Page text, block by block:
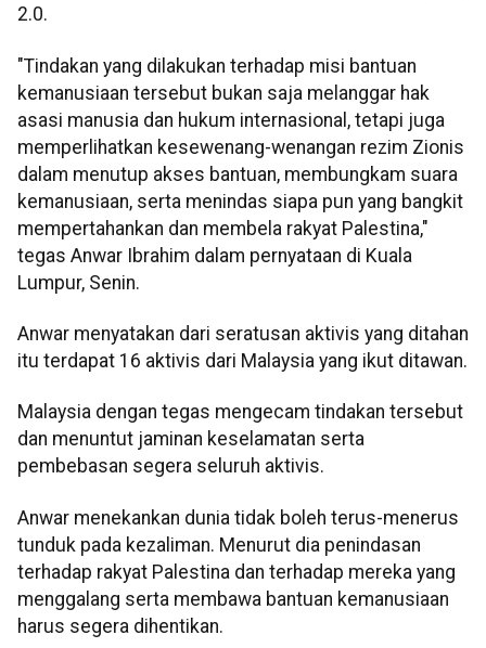
2.0.
"Tindakan yang dilakukan terhadap misi bantuan
kemanusiaan tersebut bukan saja melanggar hak
asasi manusia dan hukum internasional, tetapi juga
memperlihatkan kesewenang-wenangan rezim Zionis
dalam menutup akses bantuan, membungkam suara
kemanusiaan, serta menindas siapa pun yang bangkit
mempertahankan dan membela rakyat Palestina,"
tegas Anwar Ibrahim dalam pernyataan di Kuala
Lumpur, Senin.
Anwar menyatakan dari seratusan aktivis yang ditahan
itu terdapat 16 aktivis dari Malaysia yang ikut ditawan.
Malaysia dengan tegas mengecam tindakan tersebut
dan menuntut jaminan keselamatan serta
pembebasan segera seluruh aktivis.
Anwar menekankan dunia tidak boleh terus-menerus
tunduk pada kezaliman. Menurut dia penindasan
terhadap rakyat Palestina dan terhadap mereka yang
menggalang serta membawa bantuan kemanusiaan
harus segera dihentikan.